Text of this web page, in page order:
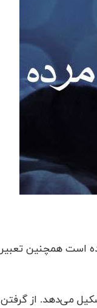
است همچنین
می‌دهد. از گرفتن